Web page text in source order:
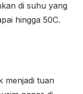
di suhu yang
hingga 50C.
menjadi tuan